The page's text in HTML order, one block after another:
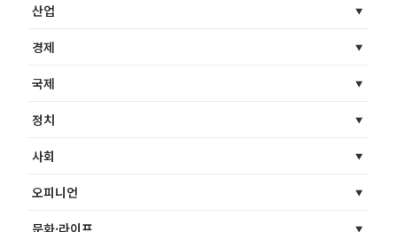
산업
경제
국제
정치
사회
오피니언
문화·라이프